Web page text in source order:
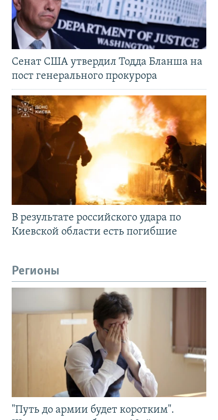
Сенат США утвердил Тодда Бланша на
пост генерального прокурора
В результате российского удара по
Киевской области есть погибшие
Регионы
"Путь до армии будет коротким".